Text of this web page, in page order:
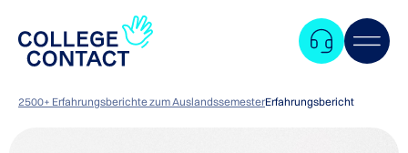
2500+ Erfahrungsberichte zum AuslandssemesterErfahrungsbericht